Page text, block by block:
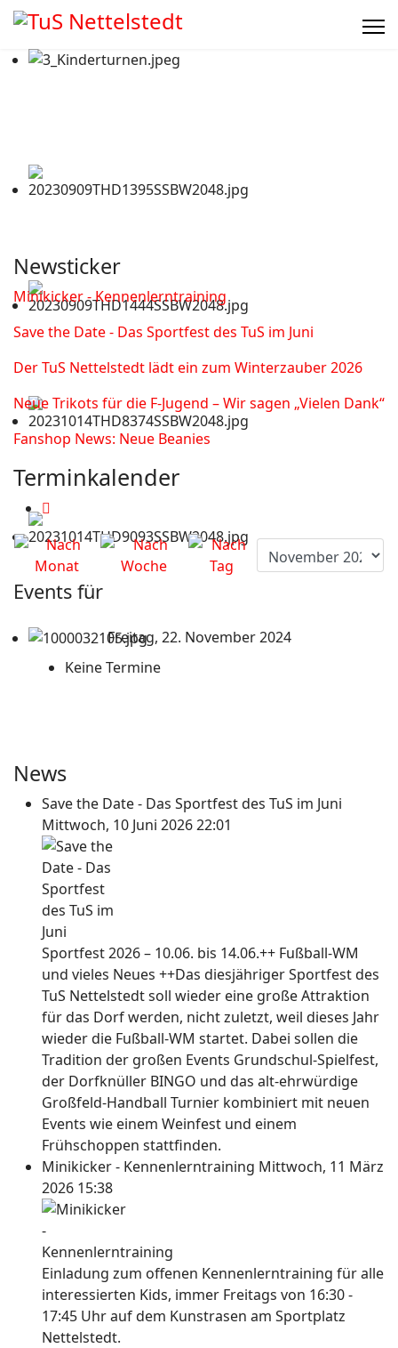
Newsticker
Minikicker - Kennenlerntraining
Save the Date - Das Sportfest des TuS im Juni
Der TuS Nettelstedt lädt ein zum Winterzauber 2026
Neue Trikots für die F-Jugend – Wir sagen „Vielen Dank“
Fanshop News: Neue Beanies
Terminkalender
Events für
Freitag, 22. November 2024
Keine Termine
News
Save the Date - Das Sportfest des TuS im Juni
Mittwoch, 10 Juni 2026 22:01
Sportfest 2026 – 10.06. bis 14.06.++ Fußball-WM
und vieles Neues ++Das diesjähriger Sportfest des
TuS Nettelstedt soll wieder eine große Attraktion
für das Dorf werden, nicht zuletzt, weil dieses Jahr
wieder die Fußball-WM startet. Dabei sollen die
Tradition der großen Events Grundschul-Spielfest,
der Dorfknüller BINGO und das alt-ehrwürdige
Großfeld-Handball Turnier kombiniert mit neuen
Events wie einem Weinfest und einem
Frühschoppen stattfinden.
Minikicker - Kennenlerntraining Mittwoch, 11 März
2026 15:38
Einladung zum offenen Kennenlerntraining für alle
interessierten Kids, immer Freitags von 16:30 -
17:45 Uhr auf dem Kunstrasen am Sportplatz
Nettelstedt.